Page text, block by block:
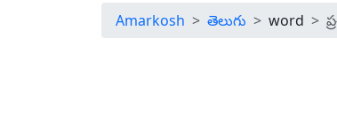
Amarkosh తెలుగు word